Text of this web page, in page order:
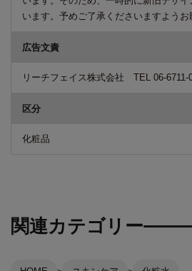
います。予めご了承くださいますようお
広告文責
リーチフェイス株式会社 TEL 06-6711-
区分
化粧品
関連カテゴリー